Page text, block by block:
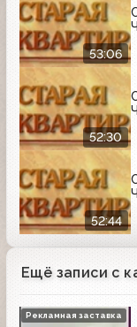
53:06
52:30
52:44
Ещё записи с
Рекламная заставка